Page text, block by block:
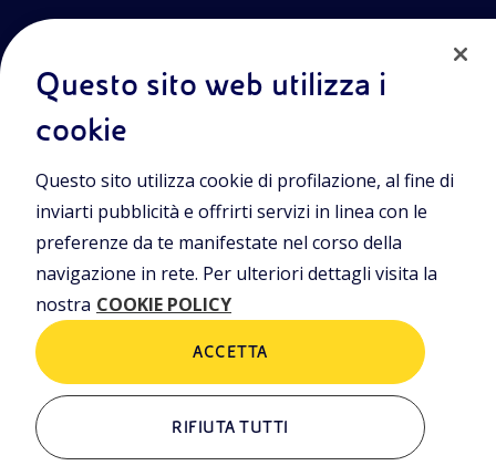
Entra nel mondo Eniscuola.Scopri gli strumenti e le
metodologie innovative per la didattica e naviga tra contenuti
multimediali, lezioni digitali e approfondimenti sui grandi temi
di attualità. Eniscuola è una iniziativa di Eni.
POLICIES
Termini e condizioni
ALTRI LINK
Questo sito web utilizza i
cookie
Questo sito utilizza cookie di profilazione, al fine di
inviarti pubblicità e offrirti servizi in linea con le
preferenze da te manifestate nel corso della
navigazione in rete. Per ulteriori dettagli visita la
nostra COOKIE POLICY
RIFIUTA TUTTI
ACCETTA